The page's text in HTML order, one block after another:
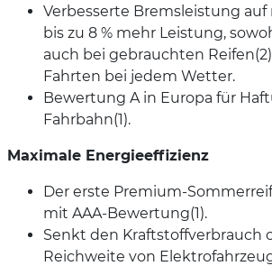
Verbesserte Bremsleistung auf
bis zu 8 % mehr Leistung,
auch bei gebrauchten
Fahrten bei jedem Wetter.
Bewertung A in Europa für
Fahrbahn(1).
Maximale Energieeffizienz
Der erste Premium-
mit AAA-Bewertung(1).
Senkt den Kraftstoffverbrauch
Reichweite von